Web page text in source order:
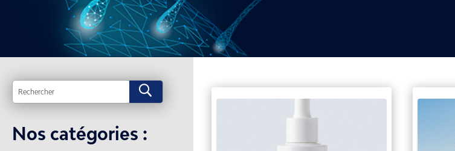
U
Nos catégories :